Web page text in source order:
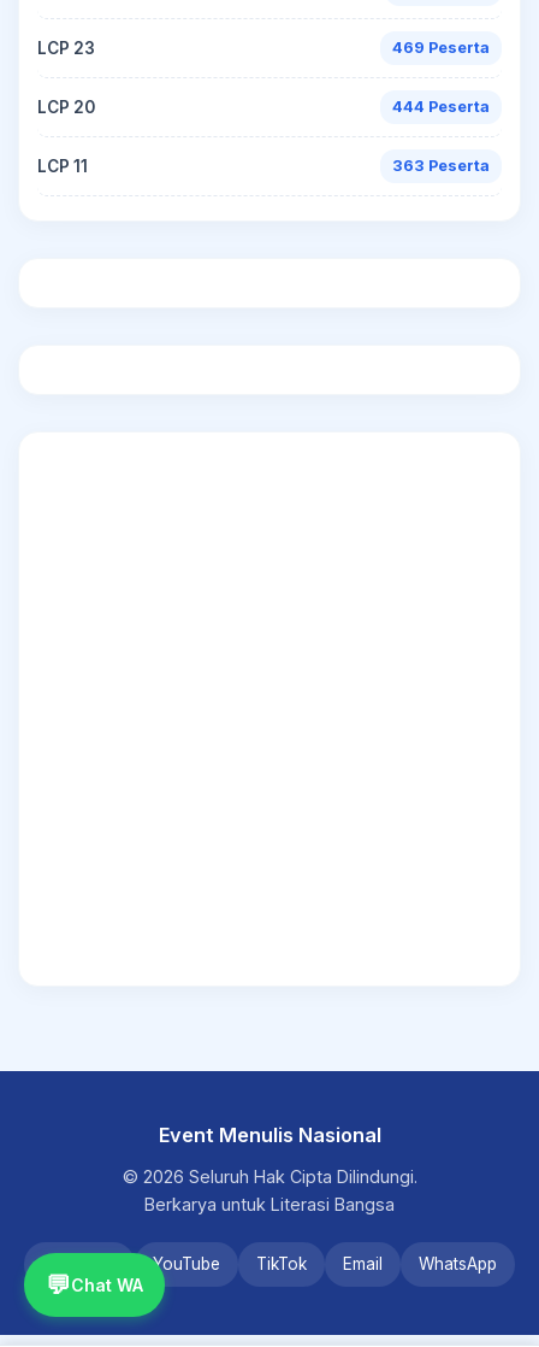
LCP 23 469 Peserta
LCP 20 444 Peserta
LCP 11 363 Peserta
Event Menulis Nasional
© 2026 Seluruh Hak Cipta Dilindungi.
Berkarya untuk Literasi Bangsa
YouTube TikTok Email WhatsApp
💬Chat WA